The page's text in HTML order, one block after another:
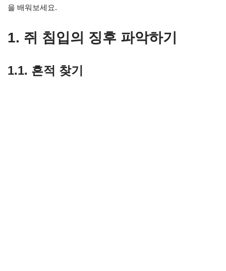
을 배워보세요.
1. 쥐 침입의 징후 파악하기
1.1. 흔적 찾기